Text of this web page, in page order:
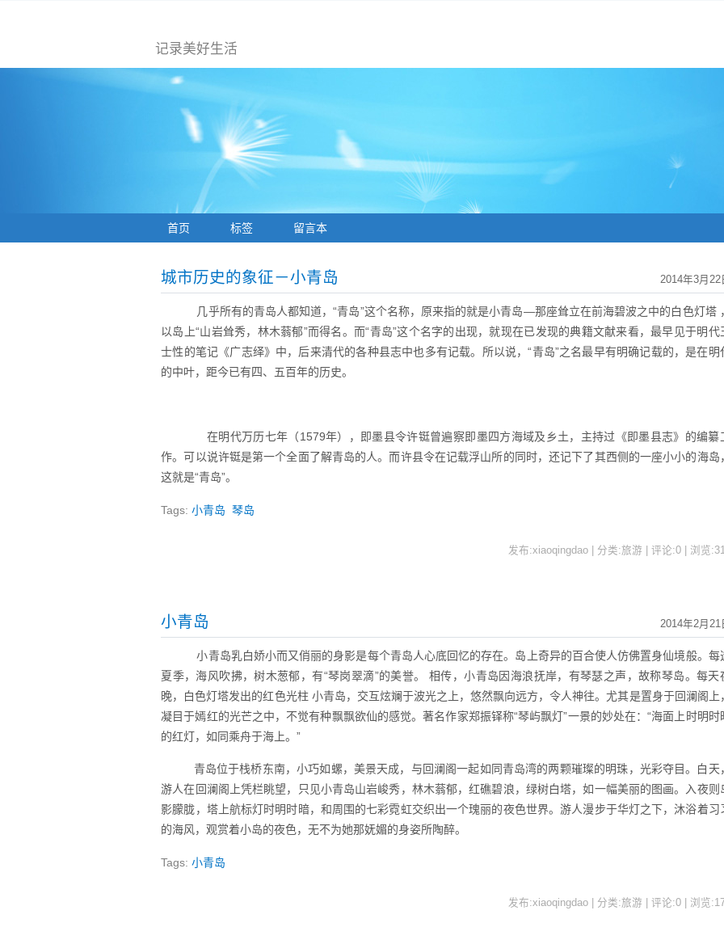
记录美好生活
首页 标签 留言本
2014年3月22
城市历史的象征－小青岛
几乎所有的青岛人都知道，“青岛”这个名称，原来指的就是小青岛—那座耸立在前海碧波之中的白色灯塔 ，
以岛上“山岩耸秀，林木蓊郁”而得名。而“青岛”这个名字的出现，就现在已发现的典籍文献来看，最早见于明代
士性的笔记《广志绎》中，后来清代的各种县志中也多有记载。所以说，“青岛”之名最早有明确记载的，是在明
的中叶，距今已有四、五百年的历史。
在明代万历七年（1579年），即墨县令许铤曾遍察即墨四方海域及乡土，主持过《即墨县志》的编纂
作。可以说许铤是第一个全面了解青岛的人。而许县令在记载浮山所的同时，还记下了其西侧的一座小小的海岛，
这就是“青岛”。
Tags:小青岛 琴岛
发布:xiaoqingdao | 分类:旅游 | 评论:0 | 浏览:
2014年2月21
小青岛
小青岛乳白娇小而又俏丽的身影是每个青岛人心底回忆的存在。岛上奇异的百合使人仿佛置身仙境般。每
夏季，海风吹拂，树木葱郁，有“琴岗翠滴”的美誉。 相传，小青岛因海浪抚岸，有琴瑟之声，故称琴岛。每天
晚，白色灯塔发出的红色光柱 小青岛，交互炫斓于波光之上，悠然飘向远方，令人神往。尤其是置身于回澜阁上，
凝目于嫣红的光芒之中，不觉有种飘飘欲仙的感觉。著名作家郑振铎称“琴屿飘灯”一景的妙处在：“海面上时明时
的红灯，如同乘舟于海上。”
青岛位于栈桥东南，小巧如螺，美景天成，与回澜阁一起如同青岛湾的两颗璀璨的明珠，光彩夺目。白天，
游人在回澜阁上凭栏眺望，只见小青岛山岩峻秀，林木蓊郁，红礁碧浪，绿树白塔，如一幅美丽的图画。入夜则
影朦胧，塔上航标灯时明时暗，和周围的七彩霓虹交织出一个瑰丽的夜色世界。游人漫步于华灯之下，沐浴着习
的海风，观赏着小岛的夜色，无不为她那妩媚的身姿所陶醉。
Tags:小青岛
发布:xiaoqingdao | 分类:旅游 | 评论:0 | 浏览: